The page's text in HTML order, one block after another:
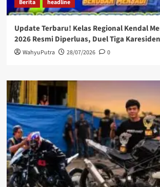
Berita headline
Update Terbaru! Kelas Regional Kendal
2026 Resmi Diperluas, Duel Tiga
WahyuPutra 28/07/2026 0